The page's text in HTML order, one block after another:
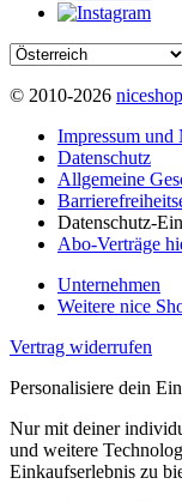
© 2010-2026
Impressum und
Datenschutz
Allgemeine
Datenschutz-
Abo-Verträge
Unternehmen
Weitere nice
Vertrag widerrufen
Personalisiere dein
Nur mit deiner
und weitere
Einkaufserlebnis zu